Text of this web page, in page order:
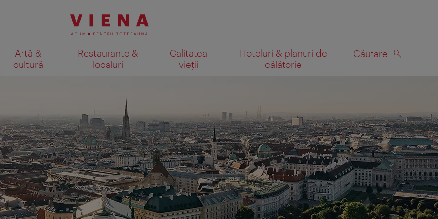
Artă &
cultură
Restaurante &
localuri
Calitatea
vieții
Hoteluri & planuri de
călătorie
Căutare